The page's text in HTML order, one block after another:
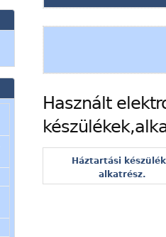
Használt
Háztartási
alkatrész.